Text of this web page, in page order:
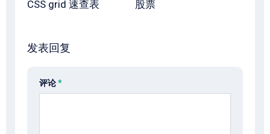
CSS grid 速查表 股票
发表回复
评论*